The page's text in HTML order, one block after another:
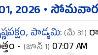
2026 •
, పాడ్యమి:(మే 31)
- (జూన్ 1) 07:07 AM